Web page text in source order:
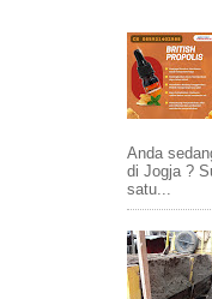
Anda
di Jogja ?
satu...